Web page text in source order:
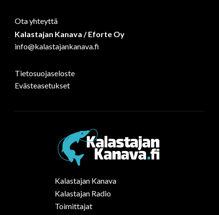
Ota yhteyttä
Kalastajan Kanava / Eforte Oy
info@kalastajankanava.fi
Tietosuojaseloste
Evästeasetukset
Kalastajan Kanava
Kalastajan Radio
Toimittajat